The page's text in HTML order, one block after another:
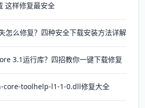
这样修复最安全
怎么修复？四种安全下载安装方法详解
3.1运行库？四招教你一键下载修复
core-toolhelp-l1-1-0.dll修复大全